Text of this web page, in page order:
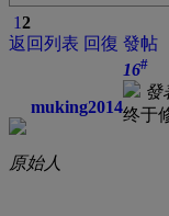
12
返回列表 回復 發帖
muking2014
原始人
16#
發
终于